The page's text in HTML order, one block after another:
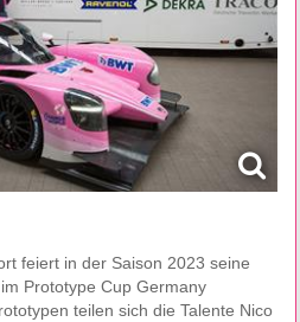
feiert in der Saison 2023 seine
Prototype Cup Germany
teilen sich die Talente Nico